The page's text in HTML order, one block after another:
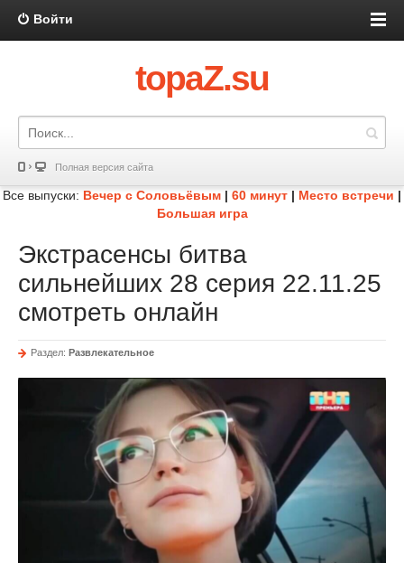
Войти
topaZ.su
Полная версия сайта
Все выпуски: Вечер с Соловьёвым | 60 минут | Место встречи |
Большая игра
Экстрасенсы битва
сильнейших 28 серия 22.11.25
смотреть онлайн
Раздел: Развлекательное